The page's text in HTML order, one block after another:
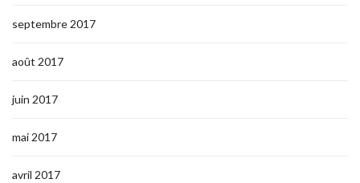
septembre 2017
août 2017
juin 2017
mai 2017
avril 2017